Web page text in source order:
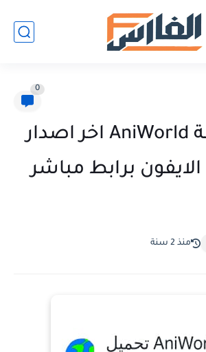
0
تحميل لعبة AniWorld اخر اصدار
الايفون برابط مباشر
منذ 2 سنة